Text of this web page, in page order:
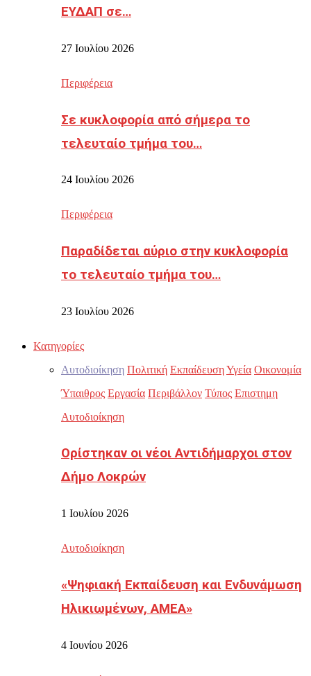
ΕΥΔΑΠ σε…
27 Ιουλίου 2026
Περιφέρεια
Σε κυκλοφορία από σήμερα το
τελευταίο τμήμα του…
24 Ιουλίου 2026
Περιφέρεια
Παραδίδεται αύριο στην κυκλοφορία
το τελευταίο τμήμα του…
23 Ιουλίου 2026
Κατηγορίες
Αυτοδιοίκηση Πολιτική ΕκπαίδευσηΥγεία Οικονομία
Ύπαιθρος Εργασία Περιβάλλον Τύπος Επιστημη
Αυτοδιοίκηση
Ορίστηκαν οι νέοι Αντιδήμαρχοι στον
Δήμο Λοκρών
1 Ιουλίου 2026
Αυτοδιοίκηση
«Ψηφιακή Εκπαίδευση και Ενδυνάμωση
Ηλικιωμένων, ΑΜΕΑ»
4 Ιουνίου 2026